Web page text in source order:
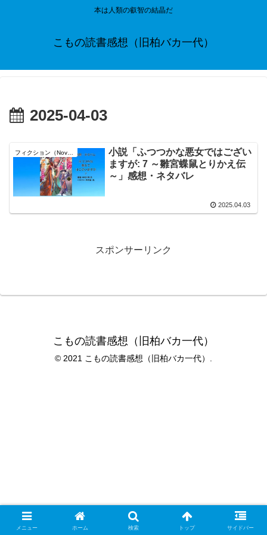
本は人類の叡智の結晶だ
こもの読書感想（旧柏バカ一代）
2025-04-03
フィクション（Novel）
小説「ふつつかな悪女ではござい
ますが: 7 ～雛宮蝶鼠とりかえ伝
～」感想・ネタバレ
2025.04.03
スポンサーリンク
こもの読書感想（旧柏バカ一代）
© 2021 こもの読書感想（旧柏バカ一代）.
メニュー ホーム 検索 トップ サイドバー